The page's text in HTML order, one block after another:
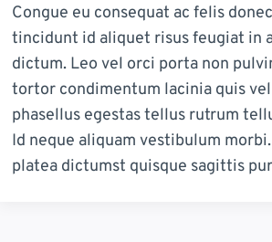
Congue eu consequat ac felis
tincidunt id aliquet risus feugiat in
dictum. Leo vel orci porta non
tortor condimentum lacinia quis
phasellus egestas tellus rutrum
Id neque aliquam vestibulum
platea dictumst quisque sagittis